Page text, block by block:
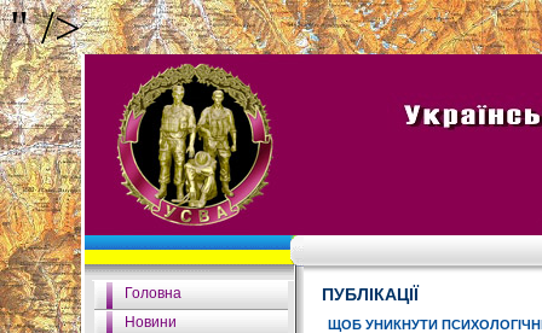
" />
Головна
Новини
ПУБЛІКАЦІЇ
ЩОБ УНИКНУТИ